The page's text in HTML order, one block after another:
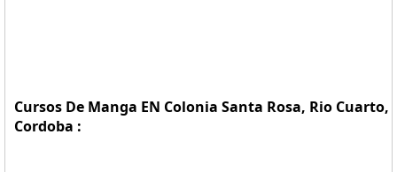
Cursos De Manga EN Colonia Santa Rosa, Rio Cuarto,
Cordoba :